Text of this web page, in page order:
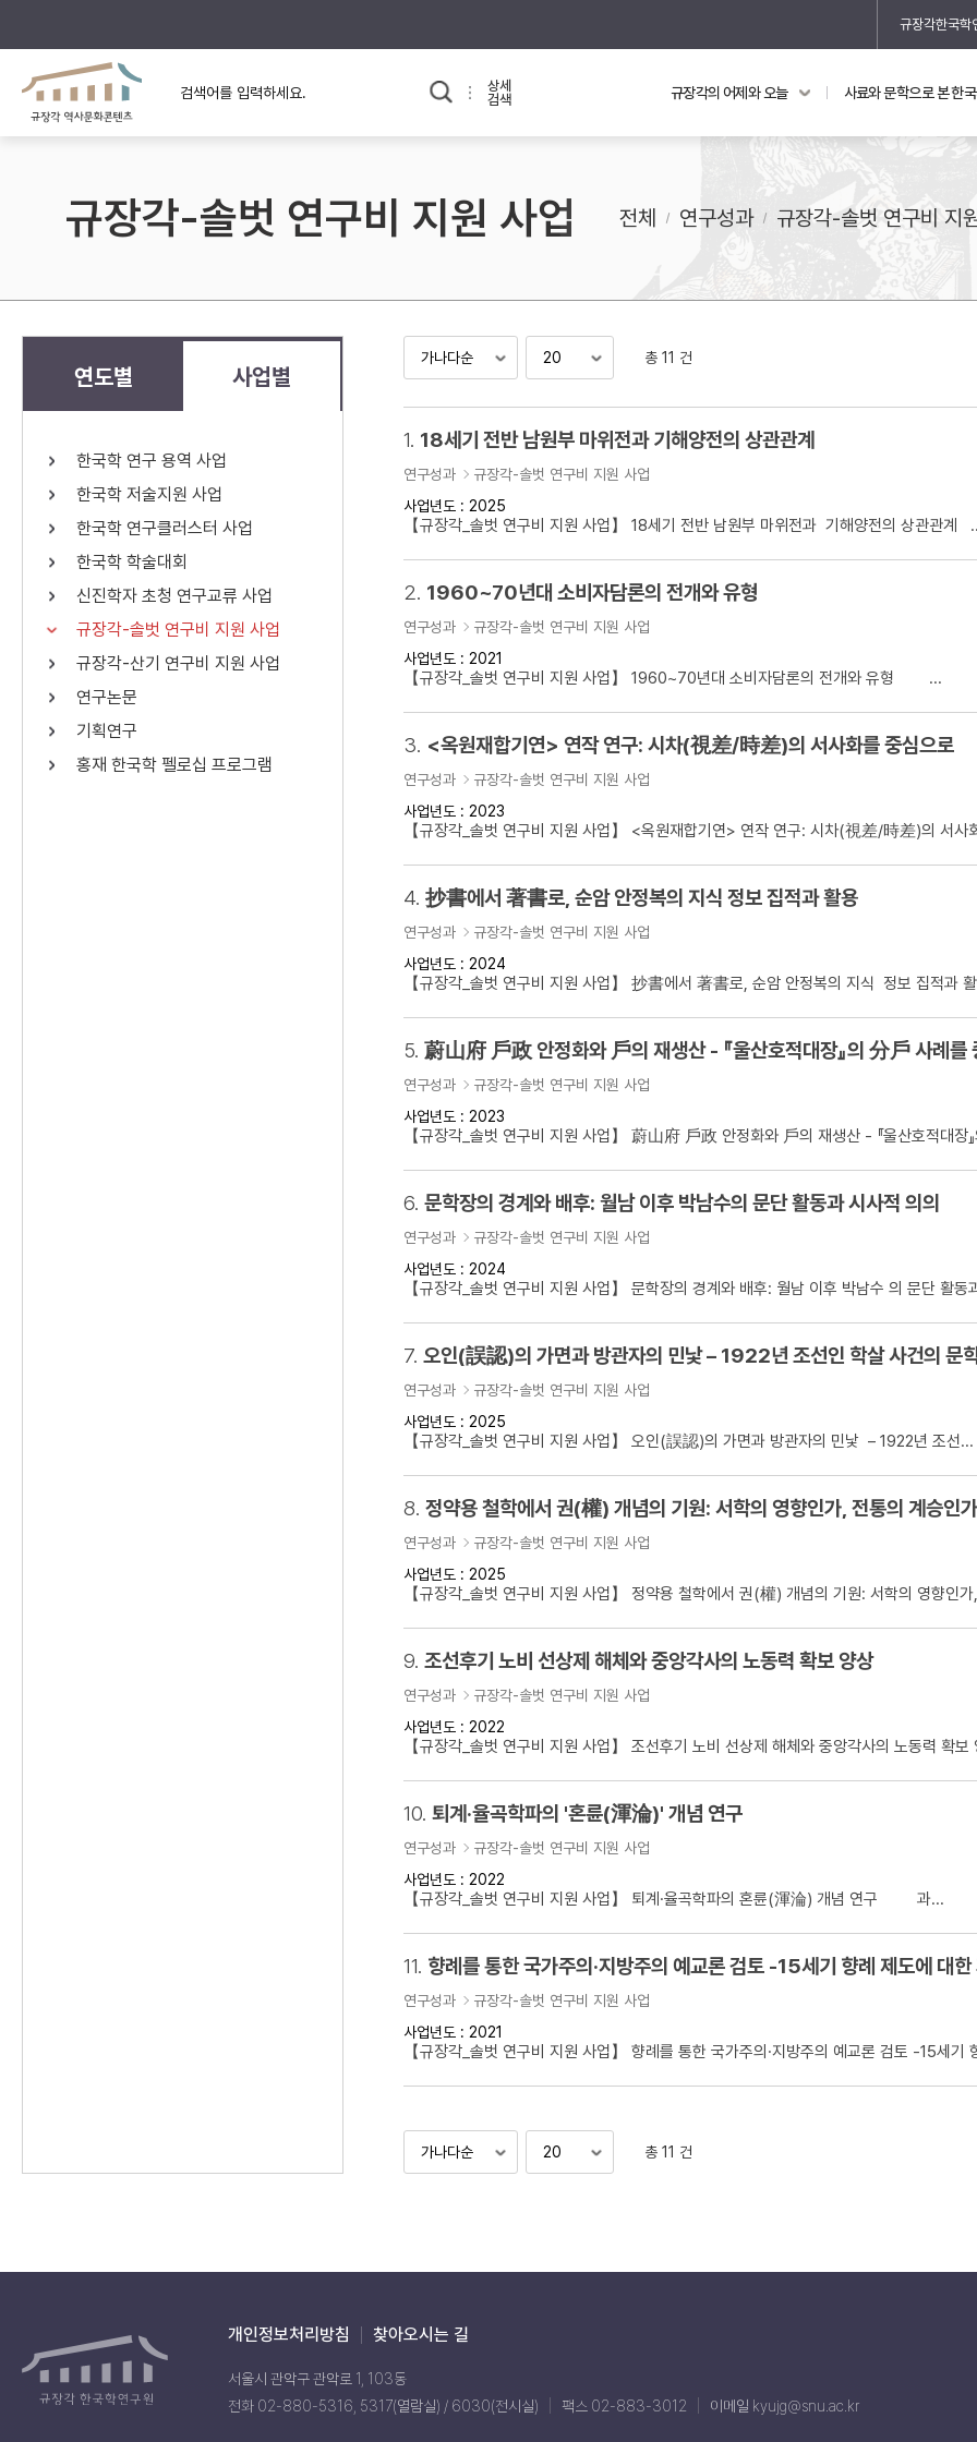
규장각한국학
규장각의 어제와 오늘
규장각 소개영상
사료와 문학으로 본
고대
고려
조선 후기
근대
교과 연동 자료 의궤와 지리지
지리지 이야기
상세
검색
검색 연산자 사용안내
연산자 설명
AND
OR 정조 OR 정약용 “정조” 또는 “정약용”이 포함된 자료를 검색
“정조”가 나온 후 “정약용”이 나오지 않는 자
료를 검색
규장각의 어제와 오늘 사료와 문학으로 본 한
규장각-솔벗 연구비 지원 사업 전체 연구성과 규장각-솔벗 연구비 지
연도별 사업별
한국학 연구 용역 사업
한국학 저술지원 사업
한국학 연구클러스터 사업
한국학 학술대회
신진학자 초청 연구교류 사업
규장각-솔벗 연구비 지원 사업
규장각-산기 연구비 지원 사업
연구논문
기획연구
홍재 한국학 펠로십 프로그램
총 11 건
1. 18세기 전반 남원부 마위전과 기해양전의 상관관계
연구성과
규장각-솔벗 연구비 지원 사업
사업년도 : 2025
【규장각_솔벗 연구비 지원 사업】 18세기 전반 남원부 마위전과 기해양전의 상관관계
2. 1960~70년대 소비자담론의 전개와 유형
연구성과
규장각-솔벗 연구비 지원 사업
사업년도 : 2021
【규장각_솔벗 연구비 지원 사업】 1960~70년대 소비자담론의 전개와 유형 ...
3. <옥원재합기연> 연작 연구: 시차(視差/時差)의 서사화를 중심으로
연구성과
규장각-솔벗 연구비 지원 사업
사업년도 : 2023
【규장각_솔벗 연구비 지원 사업】 <옥원재합기연> 연작 연구: 시차(視差/時差)의 서사
4. 抄書에서 著書로, 순암 안정복의 지식 정보 집적과 활용
연구성과
규장각-솔벗 연구비 지원 사업
사업년도 : 2024
【규장각_솔벗 연구비 지원 사업】 抄書에서 著書로, 순암 안정복의 지식 정보 집적과
5. 蔚山府 戶政 안정화와 戶의 재생산 - 『울산호적대장』의 分戶 사례를
연구성과
규장각-솔벗 연구비 지원 사업
사업년도 : 2023
【규장각_솔벗 연구비 지원 사업】 蔚山府 戶政 안정화와 戶의 재생산 - 『울산호적대장
6. 문학장의 경계와 배후: 월남 이후 박남수의 문단 활동과 시사적 의의
연구성과
규장각-솔벗 연구비 지원 사업
사업년도 : 2024
【규장각_솔벗 연구비 지원 사업】 문학장의 경계와 배후: 월남 이후 박남수 의 문단 활동
7. 오인(誤認)의 가면과 방관자의 민낯 – 1922년 조선인 학살 사건의 문
연구성과
규장각-솔벗 연구비 지원 사업
사업년도 : 2025
【규장각_솔벗 연구비 지원 사업】 오인(誤認)의 가면과 방관자의 민낯 – 1922년 조선...
8. 정약용 철학에서 권(權) 개념의 기원: 서학의 영향인가, 전통의 계승인가
연구성과
규장각-솔벗 연구비 지원 사업
사업년도 : 2025
【규장각_솔벗 연구비 지원 사업】 정약용 철학에서 권(權) 개념의 기원: 서학의 영향인
9. 조선후기 노비 선상제 해체와 중앙각사의 노동력 확보 양상
연구성과
규장각-솔벗 연구비 지원 사업
사업년도 : 2022
【규장각_솔벗 연구비 지원 사업】 조선후기 노비 선상제 해체와 중앙각사의 노동력 확보
10. 퇴계·율곡학파의 '혼륜(渾淪)' 개념 연구
연구성과
규장각-솔벗 연구비 지원 사업
사업년도 : 2022
【규장각_솔벗 연구비 지원 사업】 퇴계·율곡학파의 혼륜(渾淪) 개념 연구 과...
11. 향례를 통한 국가주의·지방주의 예교론 검토 -15세기 향례 제도에 대
연구성과
규장각-솔벗 연구비 지원 사업
사업년도 : 2021
【규장각_솔벗 연구비 지원 사업】 향례를 통한 국가주의·지방주의 예교론 검토 -15세기
총 11 건
개인정보처리방침 찾아오시는 길
서울시 관악구 관악로 1, 103동
전화 02-880-5316, 5317(열람실) / 6030(전시실)
팩스 02-883-3012 이메일 kyujg@snu.ac.kr